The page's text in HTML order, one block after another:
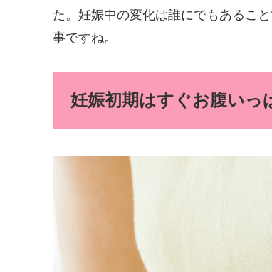
た。妊娠中の変化は誰にでもあるこ
事ですね。
妊娠初期はすぐお腹いっ